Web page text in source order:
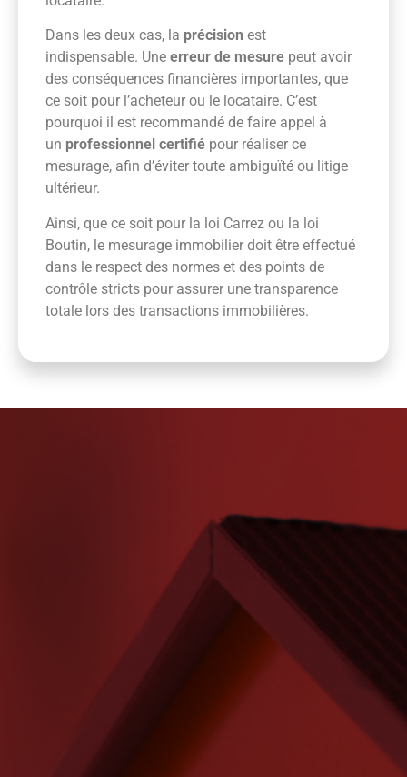
Dans les deux cas, la précision est
indispensable. Une erreur de mesure peut avoir
des conséquences financières importantes, que
ce soit pour l’acheteur ou le locataire. C’est
pourquoi il est recommandé de faire appel à
un professionnel certifié pour réaliser ce
mesurage, afin d’éviter toute ambiguïté ou litige
ultérieur.
Ainsi, que ce soit pour la loi Carrez ou la loi
Boutin, le mesurage immobilier doit être effectué
dans le respect des normes et des points de
contrôle stricts pour assurer une transparence
totale lors des transactions immobilières.